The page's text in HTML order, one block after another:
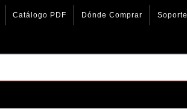
Catálogo PDF Dónde Comprar Soporte